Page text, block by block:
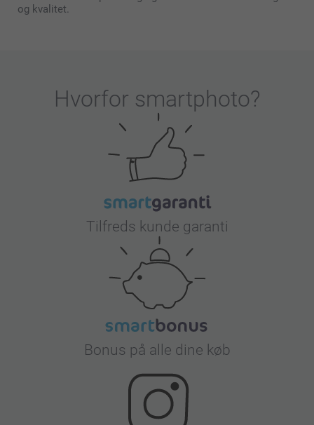
og kvalitet.
Hvorfor smartphoto?
Tilfreds kunde garanti
Bonus på alle dine køb